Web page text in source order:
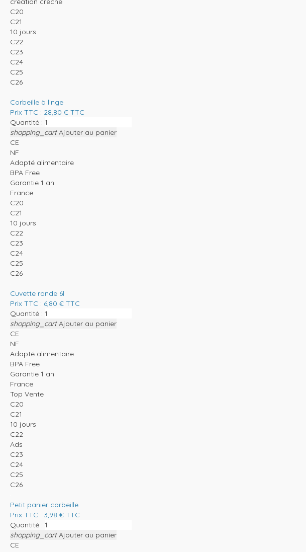
C20
C21
10 jours
C22
C23
C24
C25
C26
Corbeille à linge
Prix TTC : 28,80 € TTC
Quantité :
shopping_cart Ajouter au panier
CE
NF
Adapté alimentaire
BPA Free
Garantie 1 an
France
C20
C21
10 jours
C22
C23
C24
C25
C26
Cuvette ronde 6l
Prix TTC : 6,80 € TTC
Quantité :
shopping_cart Ajouter au panier
CE
NF
Adapté alimentaire
BPA Free
Garantie 1 an
France
Top Vente
C20
C21
10 jours
C22
Ads
C23
C24
C25
C26
Petit panier corbeille
Prix TTC : 3,98 € TTC
Quantité :
shopping_cart Ajouter au panier
CE